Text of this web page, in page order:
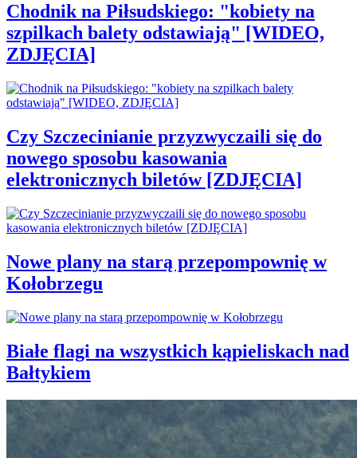
Chodnik na Piłsudskiego: "kobiety na
szpilkach balety odstawiają" [WIDEO,
ZDJĘCIA]
Czy Szczecinianie przyzwyczaili się do
nowego sposobu kasowania
elektronicznych biletów [ZDJĘCIA]
Nowe plany na starą przepompownię w
Kołobrzegu
Białe flagi na wszystkich kąpieliskach nad
Bałtykiem